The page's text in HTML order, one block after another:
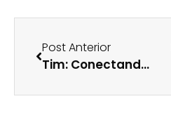
Post Anterior
Tim: Conectando você a mulas…